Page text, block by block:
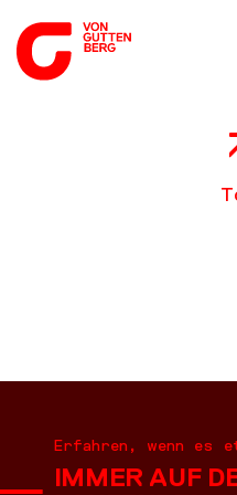
Erfahren, wenn es
IMMER AUF